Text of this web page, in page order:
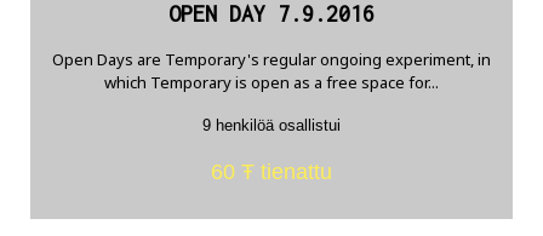
OPEN DAY 7.9.2016
Open Days are Temporary's regular ongoing experiment, in
which Temporary is open as a free space for...
9 henkilöä osallistui
60 Ŧ tienattu